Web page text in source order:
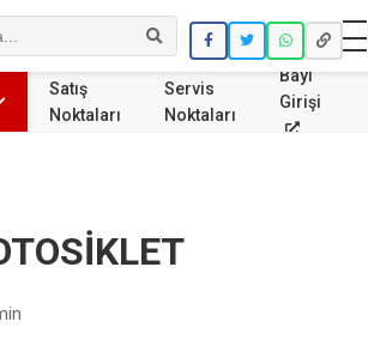
Ara
Satış
Noktaları
Servis
Noktaları
Bayi
Girişi